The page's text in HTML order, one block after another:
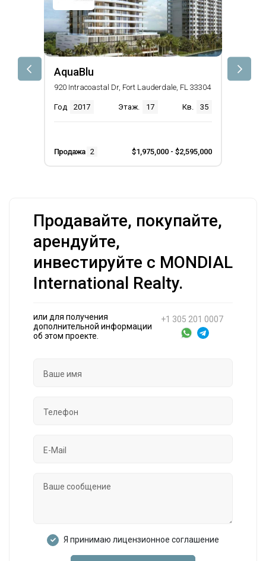
AquaBlu
920 Intracoastal Dr, Fort Lauderdale, FL 33304
Год 2017 Этаж. 17 Кв. 35
Продажа 2 $1,975,000 - $2,595,000
Продавайте, покупайте,
арендуйте,
инвестируйте с MONDIAL
International Realty.
или для получения
дополнительной информации
об этом проекте.
+1 305 201 0007
Я принимаю лицензионное соглашение